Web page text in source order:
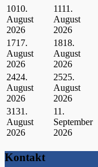
1010.
August
2026
1111.
August
2026
1717.
August
2026
1818.
August
2026
2424.
August
2026
2525.
August
2026
3131.
August
2026
11.
September
2026
Kontakt